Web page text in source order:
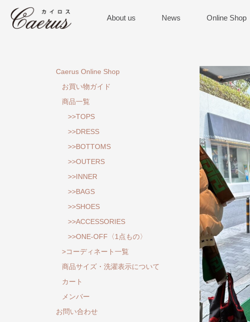
About us News Online Shop
Caerus Online Shop
お買い物ガイド
商品一覧
>>TOPS
>>DRESS
>>BOTTOMS
>>OUTERS
>>INNER
>>BAGS
>>SHOES
>>ACCESSORIES
>>ONE-OFF〈1点もの〉
>コーディネート一覧
商品サイズ・洗濯表示について
カート
メンバー
お問い合わせ